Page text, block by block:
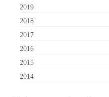
2019
2018
2017
2016
2015
2014